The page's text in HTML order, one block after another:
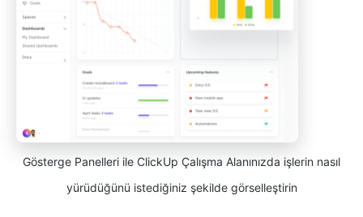
Gösterge Panelleri ile ClickUp Çalışma Alanınızda işlerin nasıl
yürüdüğünü istediğiniz şekilde görselleştirin